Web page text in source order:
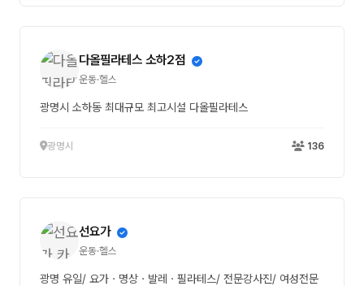
다올필라테스 소하2점
운동·헬스
광명시 소하동 최대규모 최고시설 다올필라테스
광명시 136
선요가
운동·헬스
광명 유일/ 요가ㆍ명상ㆍ발레ㆍ필라테스/ 전문강사진/ 여성전문